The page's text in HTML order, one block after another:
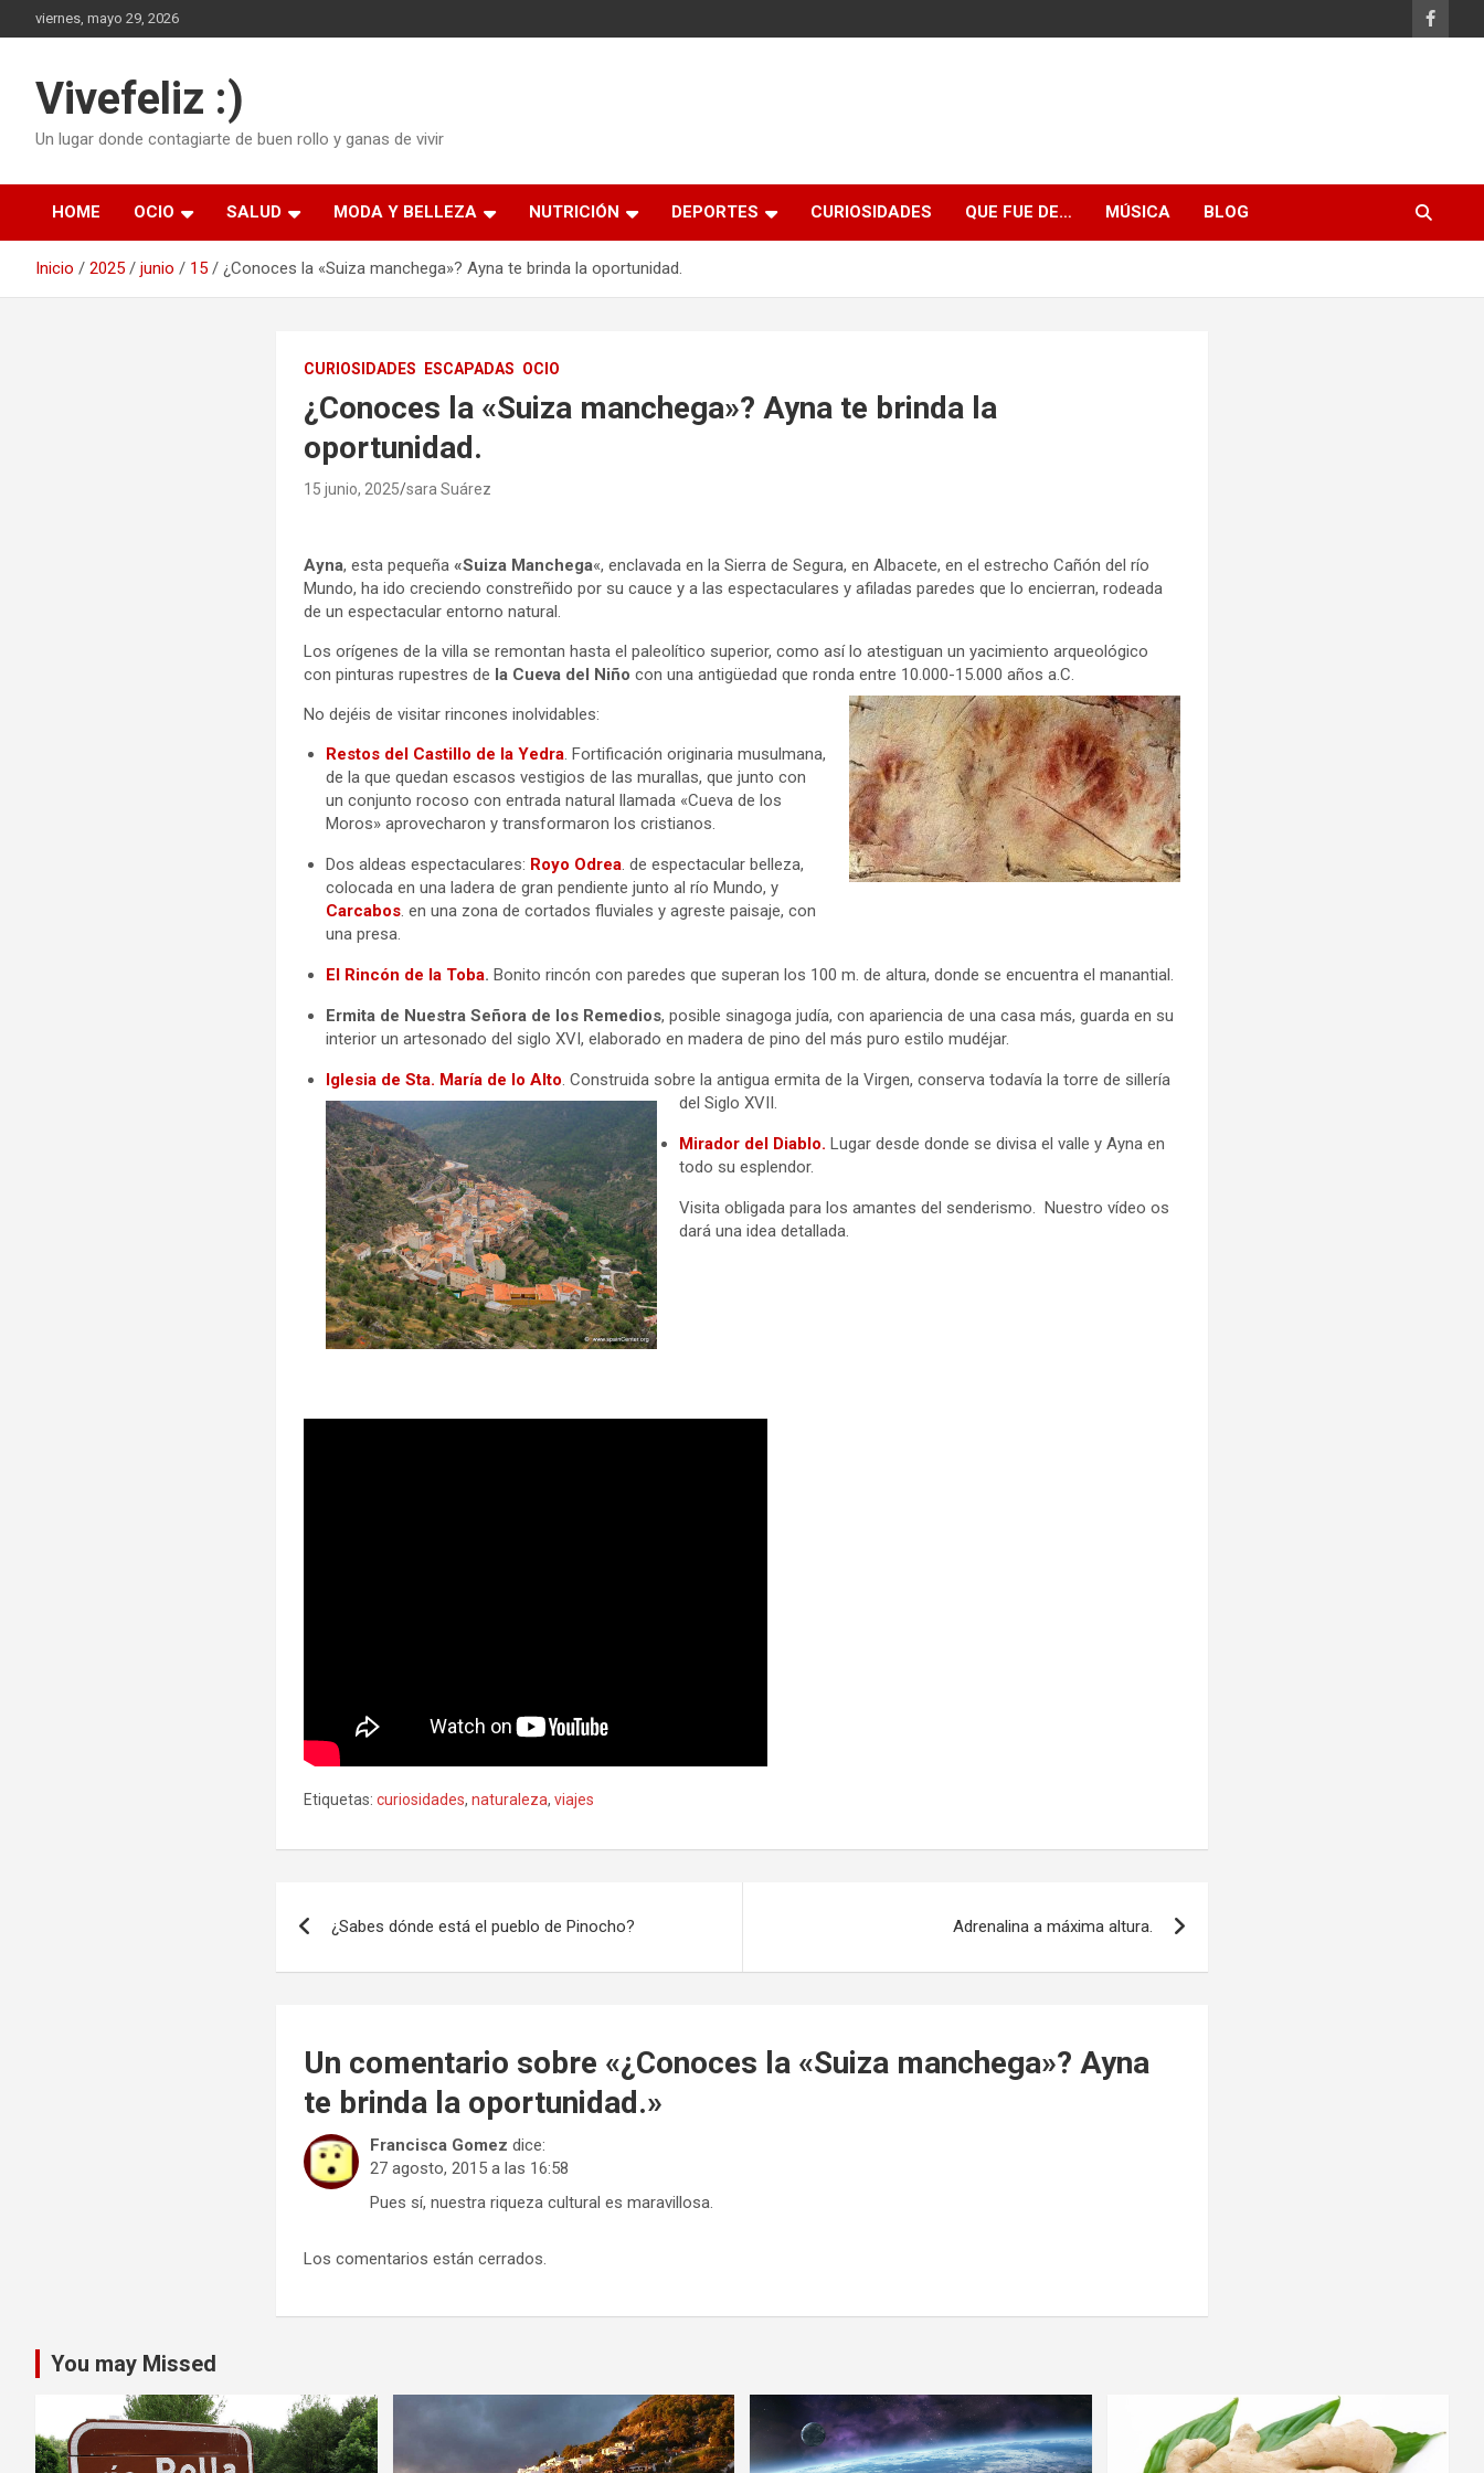
al
viernes, mayo 29, 2026
Vivefeliz :)
Un lugar donde contagiarte de buen rollo y ganas de vivir
HOME OCIO SALUD MODA Y BELLEZA NUTRICIÓN DEPORTES CURIOSIDADES QUE FUE DE… MÚSICA BLOG
Inicio 2025 junio 15 ¿Conoces la «Suiza manchega»? Ayna te brinda la oportunidad.
CURIOSIDADES ESCAPADAS OCIO
¿Conoces la «Suiza manchega»? Ayna te brinda la
oportunidad.
15 junio, 2025 sara Suárez
Ayna, esta pequeña«Suiza Manchega«, enclavada en la Sierra de Segura, en Albacete, en el estrecho Cañón del río
Mundo, ha ido creciendo constreñido por su cauce y a las espectaculares y afiladas paredes que lo encierran, rodeada
de un espectacular entorno natural.
Los orígenes de la villa se remontan hasta el paleolítico superior, como así lo atestiguan un yacimiento arqueológico
con pinturas rupestres de la Cueva del Niño con una antigüedad que ronda entre 10.000-15.000 años a.C.
No dejéis de visitar rincones inolvidables:
Restos del Castillo de la Yedra. Fortificación originaria musulmana,
de la que quedan escasos vestigios de las murallas, que junto con
un conjunto rocoso con entrada natural llamada «Cueva de los
Moros» aprovecharon y transformaron los cristianos.
Dos aldeas espectaculares: Royo Odrea. de espectacular belleza,
colocada en una ladera de gran pendiente junto al río Mundo, y
Carcabos. en una zona de cortados fluviales y agreste paisaje, con
una presa.
El Rincón de la Toba. Bonito rincón con paredes que superan los 100 m. de altura, donde se encuentra el manantial.
Ermita de Nuestra Señora de los Remedios, posible sinagoga judía, con apariencia de una casa más, guarda en su
interior un artesonado del siglo XVI, elaborado en madera de pino del más puro estilo mudéjar.
Iglesia de Sta. María de lo Alto. Construida sobre la antigua ermita de la Virgen, conserva todavía la torre de sillería
del Siglo XVII.
Mirador del Diablo. Lugar desde donde se divisa el valle y Ayna en
todo su esplendor.
Visita obligada para los amantes del senderismo. Nuestro vídeo os
dará una idea detallada.
Etiquetas: curiosidades,naturaleza,viajes
de
¿Sabes dónde está el pueblo de Pinocho? Adrenalina a máxima altura.
Un comentario sobre «¿Conoces la «Suiza manchega»? Ayna
te brinda la oportunidad.»
Francisca Gomez dice:
27 agosto, 2015 a las 16:58
Pues sí, nuestra riqueza cultural es maravillosa.
Los comentarios están cerrados.
You may Missed